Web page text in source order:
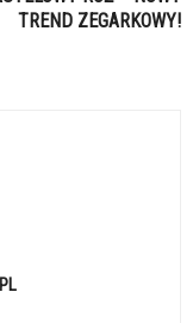
TREND ZEGARKOWY!